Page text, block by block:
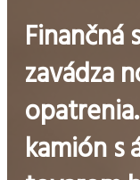
Finančná
zavádza
kamión s